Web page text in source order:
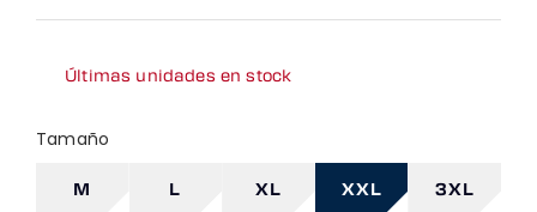
Últimas unidades en stock
Tamaño
M L XL XXL 3XL